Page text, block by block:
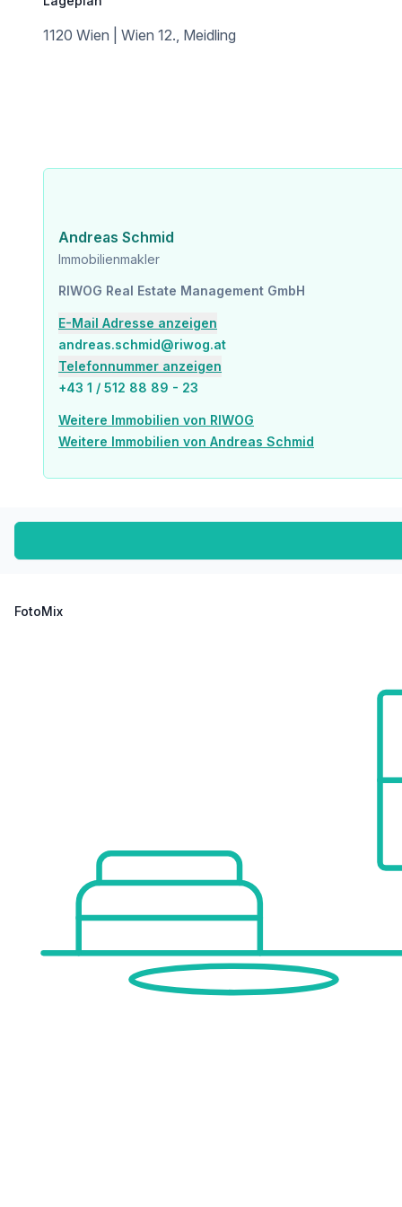
Kinder & Schulen
Schule <275m
Universität <650m
Nahversorgung
Supermarkt <175m
Einkaufszentrum <425m
Sonstige
Geldautomat <525m
Bus <50m
Bahnhof <150m
1120 Wien | Wien 12., Meidling
Andreas Schmid
Immobilienmakler
RIWOG Real Estate Management GmbH
E-Mail Adresse anzeigen
andreas.schmid@riwog.at
Telefonnummer anzeigen
+43 1 / 512 88 89 - 23
Weitere Immobilien von RIWOG
Weitere Immobilien von Andreas Schmid
FotoMix